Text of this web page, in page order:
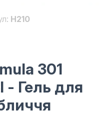
H210
301
- Гель для